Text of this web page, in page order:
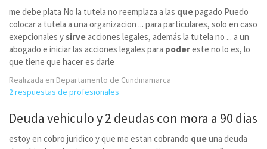
me debe plata No la tutela no reemplaza a las quepagado Puedo
colocar a tutela a una organizacion ... para particulares, solo en caso
exepcionales ysirveacciones legales, además la tutela no ... a un
abogado e iniciar las acciones legales para podereste no lo es, lo
que tiene que hacer es darle
Realizada en Departamento de Cundinamarca
2 respuestas de profesionales
Deuda vehiculo y 2 deudas con mora a 90 dias
estoy en cobro juridico y que me estan cobrando queuna deuda